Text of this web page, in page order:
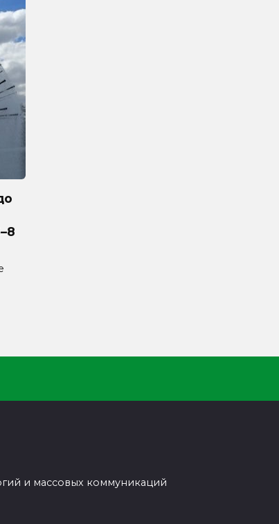
и массовых коммуникаций